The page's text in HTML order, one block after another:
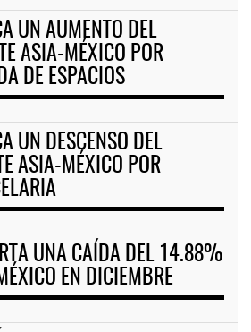
UN AUMENTO DEL
ASIA-MÉXICO POR
DE ESPACIOS
UN DESCENSO DEL
ASIA-MÉXICO POR
UNA CAÍDA DEL 14.88%
EN DICIEMBRE